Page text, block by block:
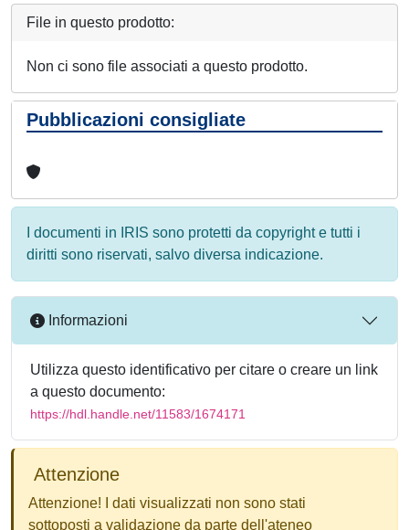
File in questo prodotto:
Non ci sono file associati a questo prodotto.
Pubblicazioni consigliate
I documenti in IRIS sono protetti da copyright e tutti i
diritti sono riservati, salvo diversa indicazione.
Informazioni
Utilizza questo identificativo per citare o creare un link
a questo documento:
https://hdl.handle.net/11583/1674171
Attenzione
Attenzione! I dati visualizzati non sono stati
sottoposti a validazione da parte dell'ateneo